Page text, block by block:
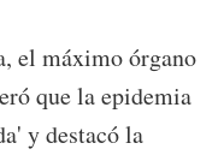
el máximo órgano
que la epidemia
y destacó la